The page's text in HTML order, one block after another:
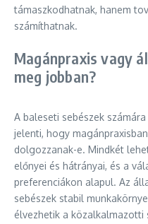
támaszkodhatnak, hanem
számíthatnak.
Magánpraxis vagy
meg jobban?
A baleseti sebészek
jelenti, hogy
dolgozzanak-e. Mindkét
előnyei és hátrányai, és a
preferenciákon alapul. Az
sebészek stabil
élvezhetik a